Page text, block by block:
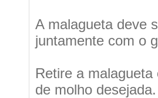
A malagueta deve
juntamente com o
Retire a
de molho desejada.